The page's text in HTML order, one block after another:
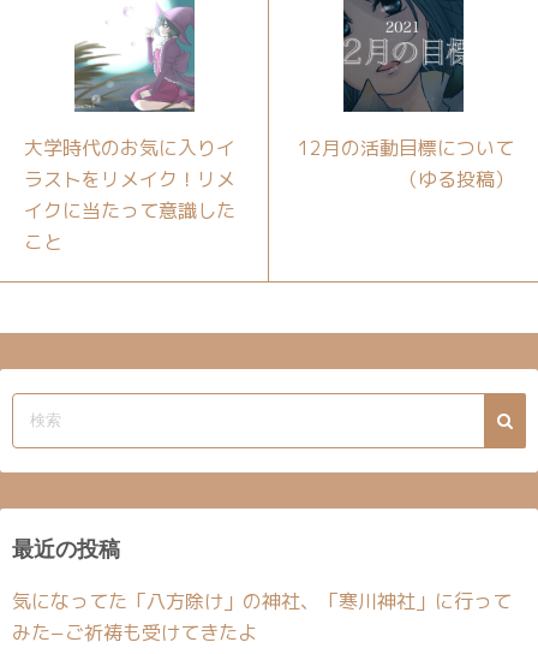
大学時代のお気に入りイ
ラストをリメイク！リメ
イクに当たって意識した
こと
12月の活動目標について
（ゆる投稿）
最近の投稿
気になってた「八方除け」の神社、「寒川神社」に行って
みた−ご祈祷も受けてきたよ